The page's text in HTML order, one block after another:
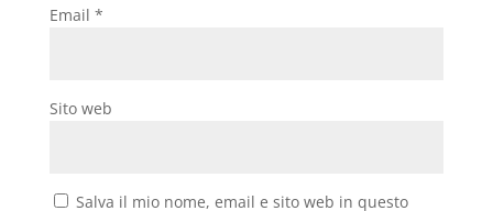
Email *
Sito web
Salva il mio nome, email e sito web in questo